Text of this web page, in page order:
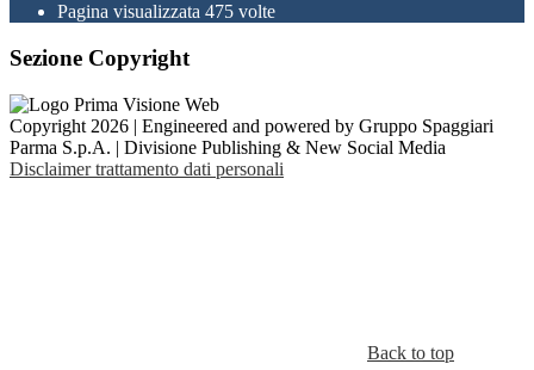
Pagina visualizzata 475 volte
Sezione Copyright
Copyright 2026 | Engineered and powered by Gruppo Spaggiari
Parma S.p.A. | Divisione Publishing & New Social Media
Disclaimer trattamento dati personali
Back to top